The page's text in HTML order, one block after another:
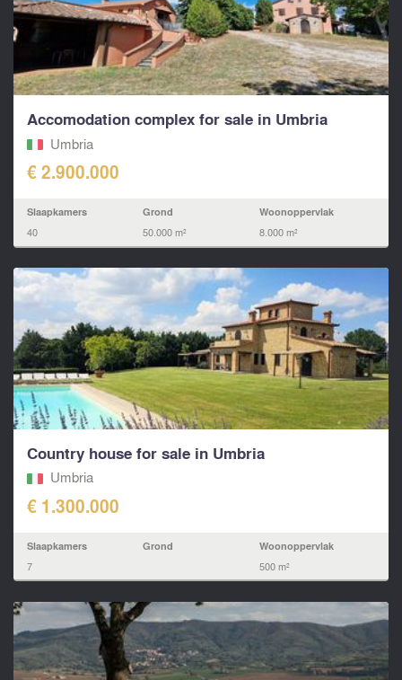
Accomodation complex for sale in Umbria
Umbria
€ 2.900.000
Slaapkamers
40
Grond
50.000 m²
Woonoppervlak
8.000 m²
Country house for sale in Umbria
Umbria
€ 1.300.000
Slaapkamers
7
Grond Woonoppervlak
500 m²